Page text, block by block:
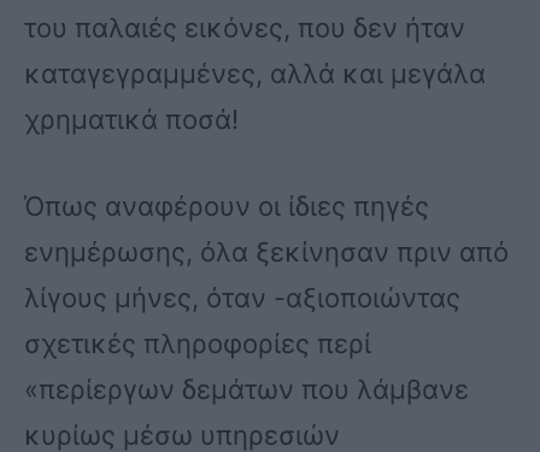
του παλαιές εικόνες, που δεν ήταν
καταγεγραμμένες, αλλά και μεγάλα
χρηματικά ποσά!
Όπως αναφέρουν οι ίδιες πηγές
ενημέρωσης, όλα ξεκίνησαν πριν από
λίγους μήνες, όταν -αξιοποιώντας
σχετικές πληροφορίες περί
«περίεργων δεμάτων που λάμβανε
κυρίως μέσω υπηρεσιών